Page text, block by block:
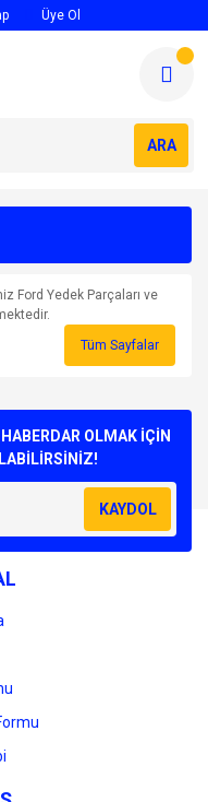
Üye Ol
ARA
Ford Yedek Parçaları ve
Tüm Sayfalar
OLMAK İÇİN
KAYDOL